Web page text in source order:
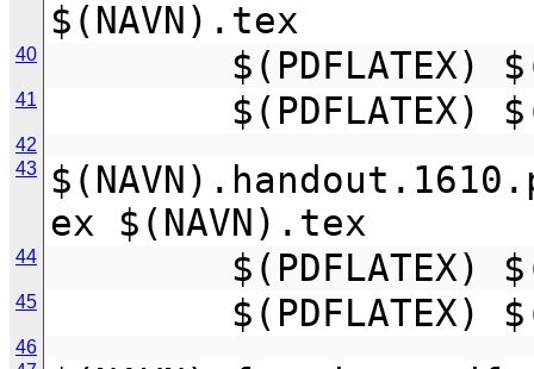
$(NAVN).tex
40
41
42
43
ex $(NAVN).tex
44
45
46